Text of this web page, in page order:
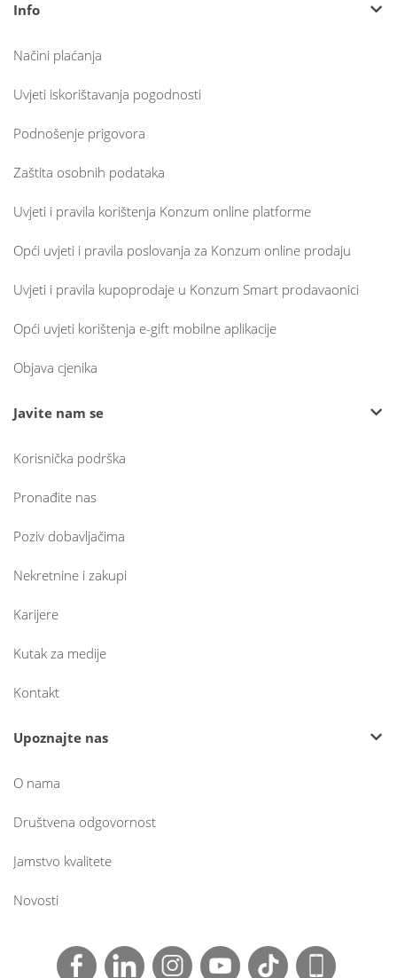
Info
Načini plaćanja
Uvjeti iskorištavanja pogodnosti
Podnošenje prigovora
Zaštita osobnih podataka
Uvjeti i pravila korištenja Konzum online platforme
Opći uvjeti i pravila poslovanja za Konzum online prodaju
Uvjeti i pravila kupoprodaje u Konzum Smart prodavaonici
Opći uvjeti korištenja e-gift mobilne aplikacije
Objava cjenika
Javite nam se
Korisnička podrška
Pronađite nas
Poziv dobavljačima
Nekretnine i zakupi
Karijere
Kutak za medije
Kontakt
Upoznajte nas
O nama
Društvena odgovornost
Jamstvo kvalitete
Novosti